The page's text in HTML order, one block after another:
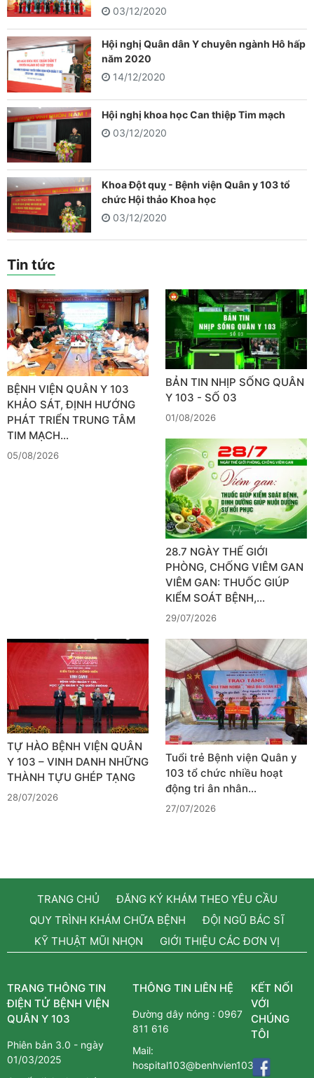
03/12/2020
Hội nghị Quân dân Y chuyên ngành Hô hấp
năm 2020
14/12/2020
Hội nghị khoa học Can thiệp Tim mạch
03/12/2020
Khoa Đột quỵ - Bệnh viện Quân y 103 tổ
chức Hội thảo Khoa học
03/12/2020
Tin tức
BỆNH VIỆN QUÂN Y 103
KHẢO SÁT, ĐỊNH HƯỚNG
PHÁT TRIỂN TRUNG TÂM
TIM MẠCH…
05/08/2026
BẢN TIN NHỊP SỐNG QUÂN
Y 103 - SỐ 03
01/08/2026
28.7 NGÀY THẾ GIỚI
PHÒNG, CHỐNG VIÊM GAN
VIÊM GAN: THUỐC GIÚP
KIỂM SOÁT BỆNH,…
29/07/2026
TỰ HÀO BỆNH VIỆN QUÂN
Y 103 – VINH DANH NHỮNG
THÀNH TỰU GHÉP TẠNG
28/07/2026
Tuổi trẻ Bệnh viện Quân y
103 tổ chức nhiều hoạt
động tri ân nhân…
27/07/2026
TRANG CHỦ
ĐĂNG KÝ KHÁM THEO YÊU CẦU
QUY TRÌNH KHÁM CHỮA BỆNH
ĐỘI NGŨ BÁC SĨ
KỸ THUẬT MŨI NHỌN
GIỚI THIỆU CÁC ĐƠN VỊ
TRANG THÔNG TIN
ĐIỆN TỬ BỆNH VIỆN
QUÂN Y 103
Phiên bản 3.0 - ngày
01/03/2025
THÔNG TIN LIÊN HỆ
Đường dây nóng :0967
811 616
Mail:
hospital103@benhvien103.vn
KẾT NỐI
VỚI
CHÚNG
TÔI